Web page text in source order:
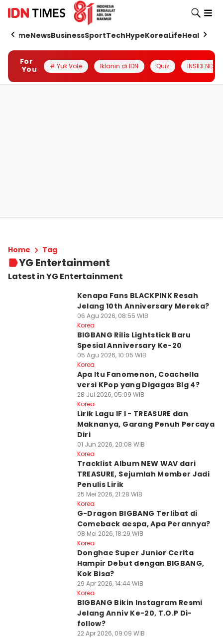
HomeNewsBusinessSportTechHypeKoreaLifeHealth
For
You
# Yuk Vote Iklanin di IDN Quiz INSIDENESIA
Home Tag
YG Entertainment
Latest in YG Entertainment
Kenapa Fans BLACKPINK Resah
Jelang 10th Anniversary Mereka?
06 Agu 2026, 08:55 WIB
Korea
BIGBANG Rilis Lightstick Baru
Spesial Anniversary Ke-20
05 Agu 2026, 10:05 WIB
Korea
Apa Itu Fanomenon, Coachella
versi KPop yang Digagas Big 4?
28 Jul 2026, 05:09 WIB
Korea
Lirik Lagu IF I - TREASURE dan
Maknanya, Garang Penuh Percaya
Diri
01 Jun 2026, 20:08 WIB
Korea
Tracklist Album NEW WAV dari
TREASURE, Sejumlah Member Jadi
Penulis Lirik
25 Mei 2026, 21:28 WIB
Korea
G-Dragon BIGBANG Terlibat di
Comeback aespa, Apa Perannya?
08 Mei 2026, 18:29 WIB
Korea
Donghae Super Junior Cerita
Hampir Debut dengan BIGBANG,
Kok Bisa?
29 Apr 2026, 14:44 WIB
Korea
BIGBANG Bikin Instagram Resmi
Jelang Anniv Ke-20, T.O.P Di-
follow?
22 Apr 2026, 09:09 WIB